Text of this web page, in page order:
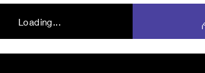
Loading...